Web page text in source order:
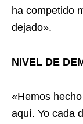
ha competido
dejado».
NIVEL DE
«Hemos
aquí. Yo cada